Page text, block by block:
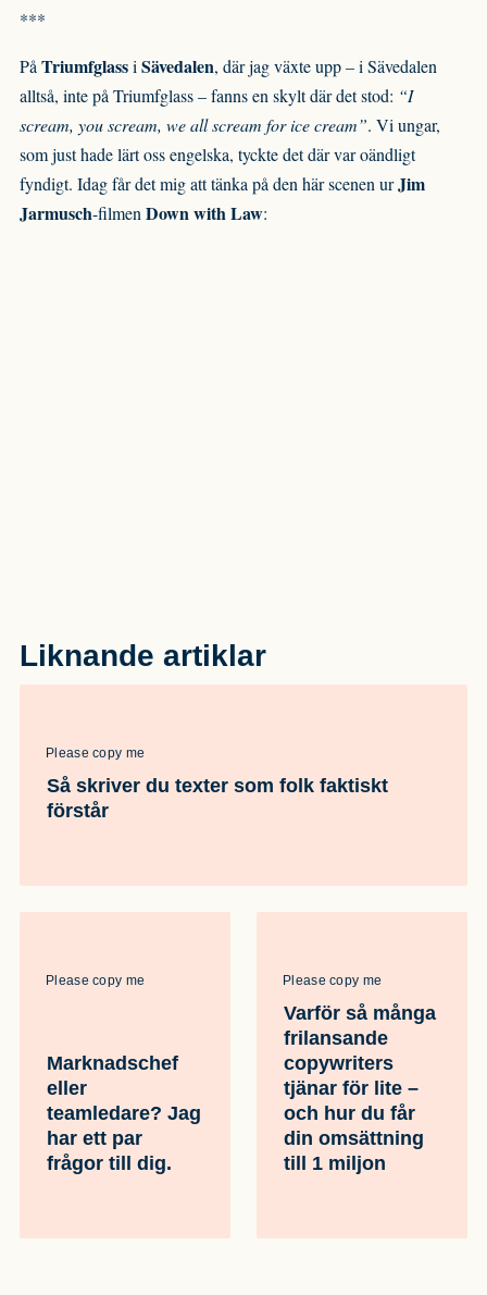
***
PåTriumfglassiSävedalen, där jag växte upp – i Sävedalen
alltså, inte på Triumfglass – fanns en skylt där det stod: “I
scream, you scream, we all scream for ice cream”. Vi ungar,
som just hade lärt oss engelska, tyckte det där var oändligt
fyndigt. Idag får det mig att tänka på den här scenen urJim
Jarmusch-filmenDown with Law:
Liknande artiklar
Please copy me
Så skriver du texter som folk faktiskt
förstår
Please copy me
Marknadschef
eller
teamledare? Jag
har ett par
frågor till dig.
Please copy me
Varför så många
frilansande
copywriters
tjänar för lite –
och hur du får
din omsättning
till 1 miljon